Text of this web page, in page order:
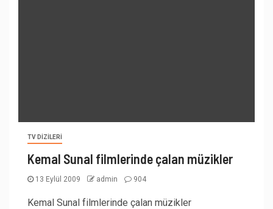
TV DIZILERI
Kemal Sunal filmlerinde çalan müzikler
13 Eylül 2009 admin 904
Kemal Sunal filmlerinde çalan müzikler